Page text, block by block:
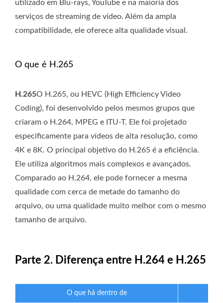
utilizado em Blu-rays, YouTube e na maioria dos
serviços de streaming de vídeo. Além da ampla
compatibilidade, ele oferece alta qualidade visual.
O que é H.265
H.265O H.265, ou HEVC (High Efficiency Video
Coding), foi desenvolvido pelos mesmos grupos que
criaram o H.264, MPEG e ITU-T. Ele foi projetado
especificamente para vídeos de alta resolução, como
4K e 8K. O principal objetivo do H.265 é a eficiência.
Ele utiliza algoritmos mais complexos e avançados.
Comparado ao H.264, ele pode fornecer a mesma
qualidade com cerca de metade do tamanho do
arquivo, ou uma qualidade muito melhor com o mesmo
tamanho de arquivo.
Parte 2. Diferença entre H.264 e H.265
O que há dentro de